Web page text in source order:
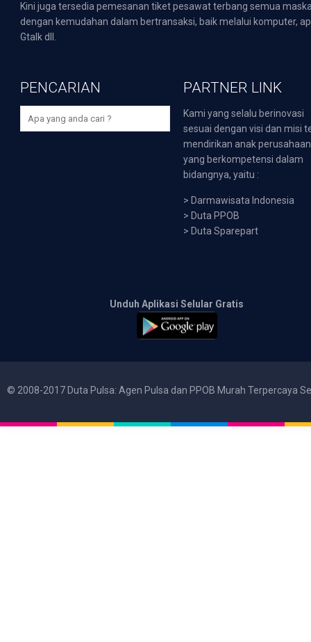
Kini juga tersedia pemesanan tiket pesawat terbang semua
dengan kemudahan dalam bertransaksi, baik melalui komputer,
Gtalk dll.
PENCARIAN PARTNER LINK
Kami yang selalu berinovasi
sesuai dengan visi dan misi
mendirikan anak perusahaan
yang berkompetensi dalam
bidangnya, yaitu :
> Darmawisata Indonesia
> Duta PPOB
> Duta Sparepart
Unduh Aplikasi Selular Gratis
© 2008-2017 Duta Pulsa: Agen Pulsa dan PPOB Murah Terpercaya